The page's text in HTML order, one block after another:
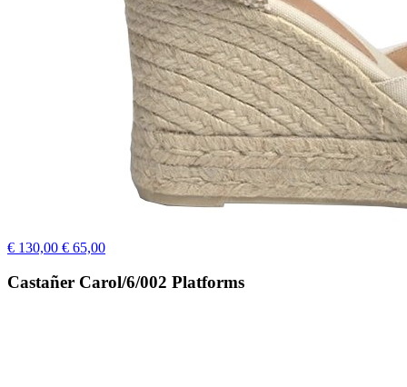
€ 130,00 € 65,00
Castañer Carol/6/002 Platforms